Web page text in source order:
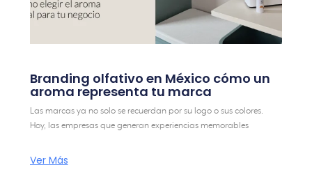
Branding olfativo en México cómo un
aroma representa tu marca
Las marcas ya no solo se recuerdan por su logo o sus colores.
Hoy, las empresas que generan experiencias memorables
Ver Más